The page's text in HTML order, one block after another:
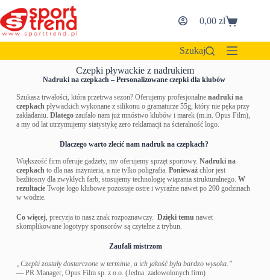
0,00zł
Szukaj
Czepki pływackie z nadrukiem
Nadruki na czepkach – Personalizowane czepki dla klubów
Szukasz trwałości, która przetrwa sezon? Oferujemy profesjonalne nadruki na
czepkach pływackich wykonane z silikonu o gramaturze 55g, który nie pęka przy
zakładaniu. Dlategozaufało nam już mnóstwo klubów i marek (m.in. Opus Film),
a my od lat utrzymujemy statystykę zero reklamacji na ścieralność logo.
Dlaczego warto zlecić nam nadruk na czepkach?
Większość firm oferuje gadżety, my oferujemy sprzęt sportowy. Nadruki na
czepkachto dla nas inżynieria, a nie tylko poligrafia. Ponieważchlor jest
bezlitosny dla zwykłych farb, stosujemy technologię wiązania strukturalnego. W
rezultacieTwoje logo klubowe pozostaje ostre i wyraźne nawet po 200 godzinach
w wodzie.
Co więcej, precyzja to nasz znak rozpoznawczy. Dzięki temunawet
skomplikowane logotypy sponsorów są czytelne z trybun.
Zaufali mistrzom
„Czepki zostały dostarczone w terminie, a ich jakość była bardzo wysoka.”
— PR Manager, Opus Film sp. z o.o. (Jedna zadowolonych firm)